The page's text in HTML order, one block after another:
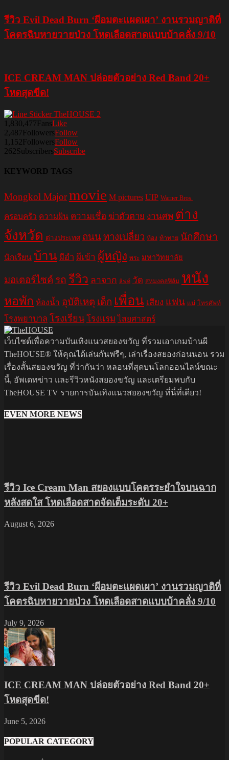
รีวิว Evil Dead Burn ‘ผีอมตะแผดเผา’ งานรวมญาติที่
โคตรฉิบหายวายป่วง โหดเลือดสาดแบบบ้าคลั่ง 9/10
ICE CREAM MAN ปล่อยตัวอย่าง Red Band 20+
โหดสุดขีด!
1,830,477FansLike
2,487FollowersFollow
1,152FollowersFollow
262SubscribersSubscribe
KEYWORD TAGS
Mongkol Majormovie M pictures UIP Warner Bros.
ครอบครัว ความฝัน ความเชื่อ ฆ่าตัวตาย งานศพ ต่าง
จังหวัด ต่างประเทศ ถนนทางเปลี่ยว ท้อง ท้าทาย นักศึกษา
นักเรียน บ้าน ผีอำ ผีเข้า ผู้หญิง พระ มหาวิทยาลัย
มอเตอร์ไซค์ รถ รีวิว ลาจาก ลิฟท์ วัด สหมงคลฟิล์ม หนัง
หอพัก ห้องน้ำ อุบัติเหตุ เด็ก เพื่อน เสียง แฟน แม่ โทรศัพท์
โรงพยาบาล โรงเรียน โรงแรม ไสยศาสตร์
เว็บไซต์เพื่อความบันเทิงแนวสยองขวัญ ที่รวมเอาเกมบ้านผี
TheHOUSE® ให้คุณได้เล่นกันฟรีๆ, เล่าเรื่องสยองก่อนนอน รวม
เรื่องสั้นสยองขวัญ ที่ว่ากันว่า หลอนที่สุดบนโลกออนไลน์ขณะ
นี้, อัพเดทข่าว และรีวิวหนังสยองขวัญ และเตรียมพบกับ
TheHOUSE TV รายการบันเทิงแนวสยองขวัญ ที่นี่ที่เดียว!
EVEN MORE NEWS
รีวิว Ice Cream Man สยองแบบโคตรระยำใจบนฉาก
หลังสดใส โหดเลือดสาดจัดเต็มระดับ 20+
August 6, 2026
รีวิว Evil Dead Burn ‘ผีอมตะแผดเผา’ งานรวมญาติที่
โคตรฉิบหายวายป่วง โหดเลือดสาดแบบบ้าคลั่ง 9/10
July 9, 2026
ICE CREAM MAN ปล่อยตัวอย่าง Red Band 20+
โหดสุดขีด!
June 5, 2026
POPULAR CATEGORY